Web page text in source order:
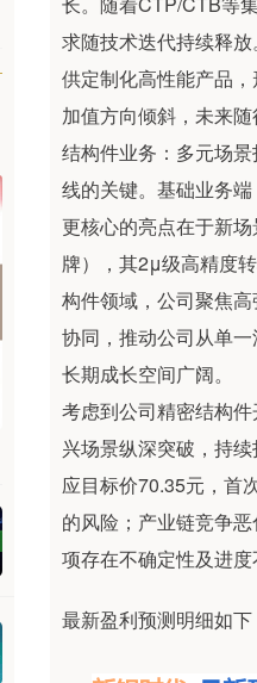
求随技术迭代持续释
供定制化高性能产品
加值方向倾斜，未来
结构件业务：多元场
线的关键。基础业务
更核心的亮点在于新
牌），其2μ级高精度
构件领域，公司聚焦
协同，推动公司从单
长期成长空间广阔。
考虑到公司精密结构
兴场景纵深突破，持
应目标价70.35元，首
的风险；产业链竞争
项存在不确定性及进度
最新盈利预测明细如下